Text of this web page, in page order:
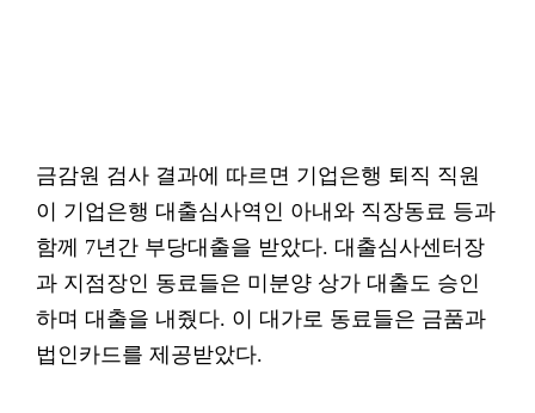
금감원 검사 결과에 따르면 기업은행 퇴직 직원
이 기업은행 대출심사역인 아내와 직장동료 등과
함께 7년간 부당대출을 받았다. 대출심사센터장
과 지점장인 동료들은 미분양 상가 대출도 승인
하며 대출을 내줬다. 이 대가로 동료들은 금품과
법인카드를 제공받았다.